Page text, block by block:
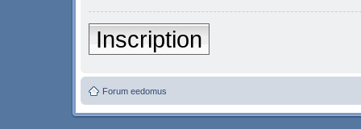
Inscription
Forum eedomus